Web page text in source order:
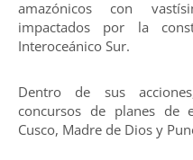
amazónicos con
impactados por la
Interoceánico Sur.
Dentro de sus
concursos de planes de
Cusco, Madre de Dios y